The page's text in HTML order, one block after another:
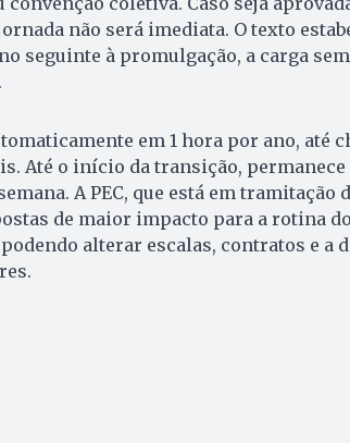
não será imediata. O texto
seguinte à promulgação, a carga
em 1 hora por ano, até
Até o início da transição,
A PEC, que está em tramitação
de maior impacto para a rotina
alterar escalas, contratos e a